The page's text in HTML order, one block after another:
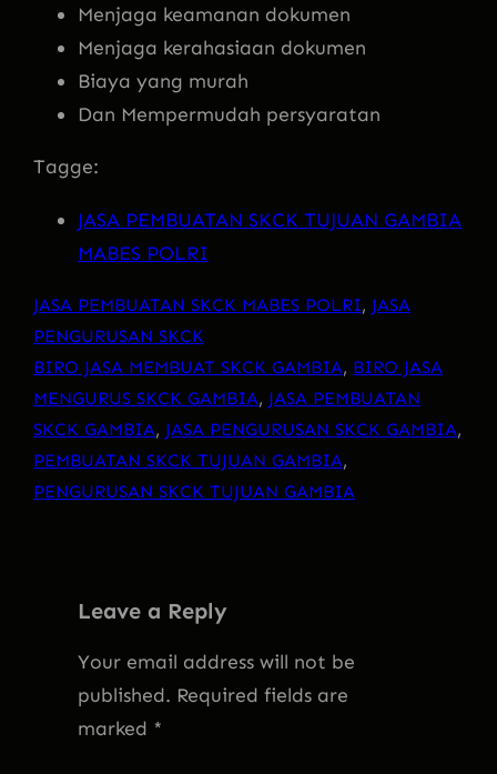
Menjaga keamanan dokumen
Menjaga kerahasiaan dokumen
Biaya yang murah
Dan Mempermudah persyaratan
Tagge:
JASA PEMBUATAN SKCK TUJUAN GAMBIA
MABES POLRI
JASA PEMBUATAN SKCK MABES POLRI, JASA
PENGURUSAN SKCK
BIRO JASA MEMBUAT SKCK GAMBIA, BIRO JASA
MENGURUS SKCK GAMBIA, JASA PEMBUATAN
SKCK GAMBIA, JASA PENGURUSAN SKCK GAMBIA
PEMBUATAN SKCK TUJUAN GAMBIA
PENGURUSAN SKCK TUJUAN GAMBIA
Leave a Reply
Your email address will not be
published. Required fields are
marked *